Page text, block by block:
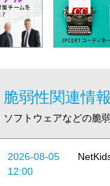
脆弱性関連情報
ソフトウェアなどの脆
2026-08-05
12:00